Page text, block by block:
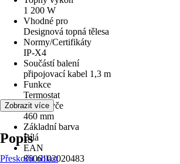
1 200 W
Vhodné pro
Designová topná tělesa
Normy/Certifikáty
IP-X4
Součástí balení
připojovací kabel 1,3 m
Funkce
Termostat
Délka tyče
460 mm
Základní barva
Bílá
EAN
8606102020483
Zobrazit více
Popis
Přeskočit oblast